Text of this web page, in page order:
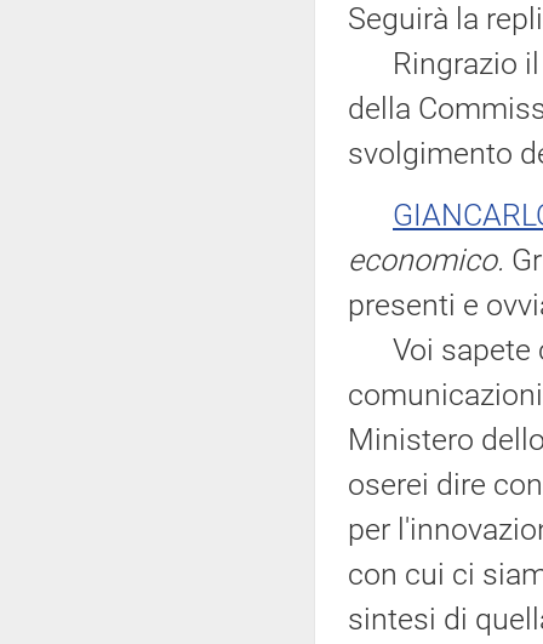
Seguirà la
Ringrazio il
della
svolgimento
economico.
presenti e
Voi sapete
Ministero
oserei dire
per
con cui ci
sintesi di